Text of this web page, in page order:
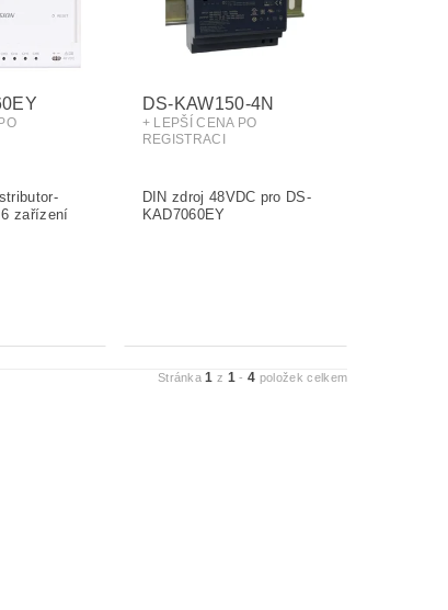
DS-KAW150-4N
+ LEPŠÍ CENA PO
REGISTRACI
Stránka1 z 1 -4 položek celkem